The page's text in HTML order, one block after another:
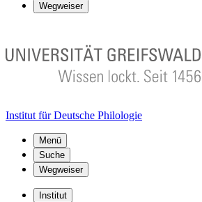
Wegweiser
Institut für Deutsche Philologie
Menü
Suche
Wegweiser
Institut